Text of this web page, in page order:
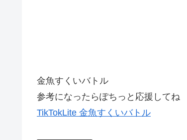
金魚すくいバトル
参考になったらぽちっと応援してね
TikTokLite 金魚すくいバトル